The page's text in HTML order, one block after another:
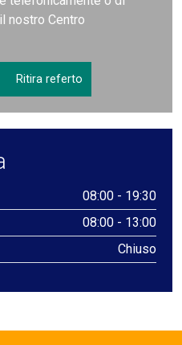
nostro Centro
Ritira referto
08:00 - 19:30
08:00 - 13:00
Chiuso